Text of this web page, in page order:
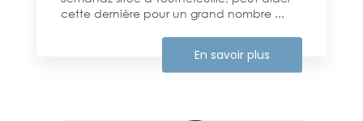
cette dernière pour un grand nombre ...
En savoir plus